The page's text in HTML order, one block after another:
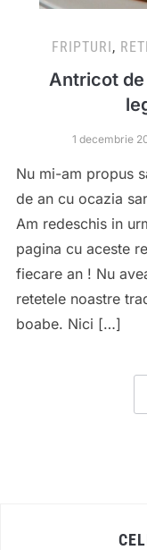
FRIPTURI,
Antricot
1 decembrie
Nu mi-am propus
de an cu ocazia
Am redeschis in
pagina cu aceste
fiecare an ! Nu
retetele noastre
boabe. Nici […]